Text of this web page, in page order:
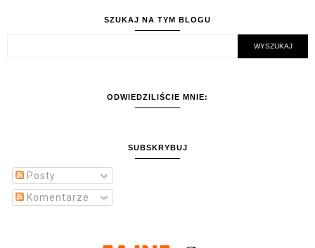
SZUKAJ NA TYM BLOGU
ODWIEDZILIŚCIE MNIE:
SUBSKRYBUJ
Posty
Komentarze